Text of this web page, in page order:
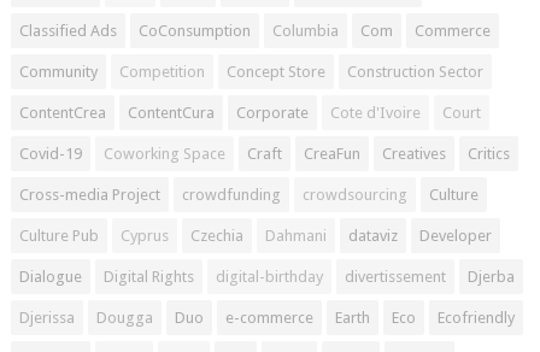
Classified Ads CoConsumption Columbia Com Commerce
Community Competition Concept Store Construction Sector
ContentCrea ContentCura Corporate Cote d'Ivoire Court
Covid-19 Coworking Space Craft CreaFun Creatives Critics
Cross-media Project crowdfunding crowdsourcing Culture
Culture Pub Cyprus Czechia Dahmani dataviz Developer
Dialogue Digital Rights digital-birthday divertissement Djerba
Djerissa Dougga Duo e-commerce Earth Eco Ecofriendly